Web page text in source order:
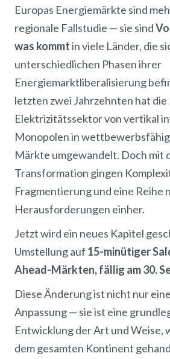
Europas Energiemärkte sind
regionale Fallstudie — sie sind
was kommtin viele Länder, die
unterschiedlichen Phasen ihrer
Energiemarktliberalisierung
letzten zwei Jahrzehnten hat die
Elektrizitätssektor von vertikal
Monopolen in
Märkte umgewandelt. Doch mit
Transformation gingen
Fragmentierung und eine Reihe
Herausforderungen einher.
Jetzt wird ein neues Kapitel
Umstellung auf 15-minütiger
Ahead-Märkten, fällig am 30.
Diese Änderung ist nicht nur
Anpassung — sie ist eine
Entwicklung der Art und Weise,
dem gesamten Kontinent